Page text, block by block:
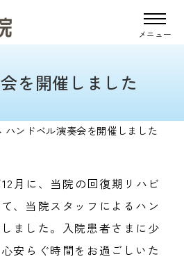
メニュー
を開催しました
ハンドベル演奏会を開催しました
12 月に、当院の回復期リハビ
、当院スタッフによるハン
ました。入院患者さまに少
安らぐ時間をお過ごしいた